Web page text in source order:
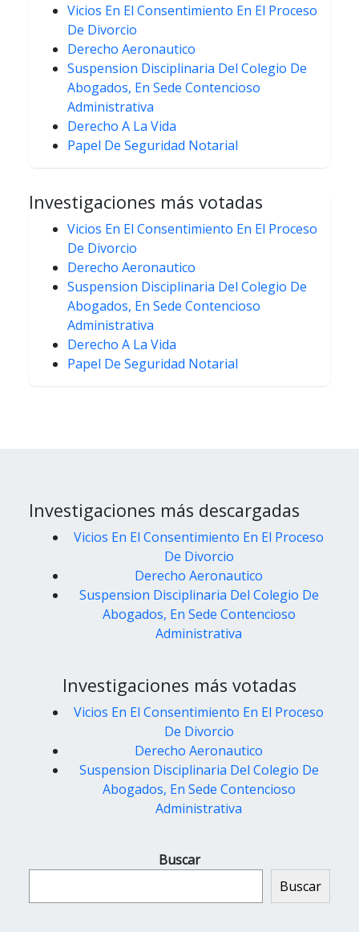
Vicios En El Consentimiento En El Proceso
De Divorcio
Derecho Aeronautico
Suspension Disciplinaria Del Colegio De
Abogados, En Sede Contencioso
Administrativa
Derecho A La Vida
Papel De Seguridad Notarial
Investigaciones más votadas
Vicios En El Consentimiento En El Proceso
De Divorcio
Derecho Aeronautico
Suspension Disciplinaria Del Colegio De
Abogados, En Sede Contencioso
Administrativa
Derecho A La Vida
Papel De Seguridad Notarial
Investigaciones más descargadas
Vicios En El Consentimiento En El Proceso
De Divorcio
Derecho Aeronautico
Suspension Disciplinaria Del Colegio De
Abogados, En Sede Contencioso
Administrativa
Investigaciones más votadas
Vicios En El Consentimiento En El Proceso
De Divorcio
Derecho Aeronautico
Suspension Disciplinaria Del Colegio De
Abogados, En Sede Contencioso
Administrativa
Buscar
Buscar